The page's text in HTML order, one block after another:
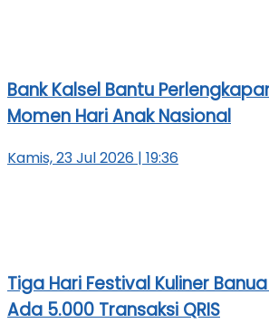
Bank Kalsel Bantu
Momen Hari Anak Nasional
Kamis, 23 Jul 2026 | 19:36
Tiga Hari Festival Kuliner
Ada 5.000 Transaksi QRIS